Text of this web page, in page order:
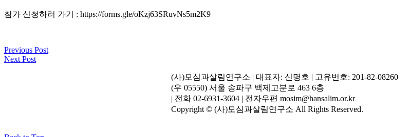
참가 신청하러 가기 : https://forms.gle/oKzj63SRuvNs5m2K9
Previous Post
Next Post
(사)모심과살림연구소 | 대표자: 신명호 | 고유번호: 201-82-08260
(우 05550) 서울 송파구 백제고분로 463 6층
| 전화 02-6931-3604 | 전자우편 mosim@hansalim.or.kr
Copyright © (사)모심과살림연구소 All Rights Reserved.